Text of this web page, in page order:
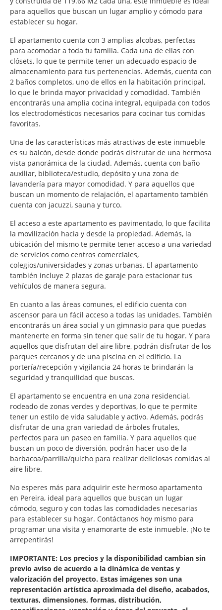
para aquellos que buscan un lugar amplio y cómodo para
establecer su hogar.
El apartamento cuenta con 3 amplias alcobas, perfectas
para acomodar a toda tu familia. Cada una de ellas con
clósets, lo que te permite tener un adecuado espacio de
almacenamiento para tus pertenencias. Además, cuenta con
2 baños completos, uno de ellos en la habitación principal,
lo que le brinda mayor privacidad y comodidad. También
encontrarás una amplia cocina integral, equipada con todos
los electrodomésticos necesarios para cocinar tus comidas
favoritas.
Una de las características más atractivas de este inmueble
es su balcón, desde donde podrás disfrutar de una hermosa
vista panorámica de la ciudad. Además, cuenta con baño
auxiliar, biblioteca/estudio, depósito y una zona de
lavandería para mayor comodidad. Y para aquellos que
buscan un momento de relajación, el apartamento también
cuenta con jacuzzi, sauna y turco.
El acceso a este apartamento es pavimentado, lo que facilita
la movilización hacia y desde la propiedad. Además, la
ubicación del mismo te permite tener acceso a una variedad
de servicios como centros comerciales,
colegios/universidades y zonas urbanas. El apartamento
también incluye 2 plazas de garaje para estacionar tus
vehículos de manera segura.
En cuanto a las áreas comunes, el edificio cuenta con
ascensor para un fácil acceso a todas las unidades. También
encontrarás un área social y un gimnasio para que puedas
mantenerte en forma sin tener que salir de tu hogar. Y para
aquellos que disfrutan del aire libre, podrán disfrutar de los
parques cercanos y de una piscina en el edificio. La
portería/recepción y vigilancia 24 horas te brindarán la
seguridad y tranquilidad que buscas.
El apartamento se encuentra en una zona residencial,
rodeado de zonas verdes y deportivas, lo que te permite
tener un estilo de vida saludable y activo. Además, podrás
disfrutar de una gran variedad de árboles frutales,
perfectos para un paseo en familia. Y para aquellos que
buscan un poco de diversión, podrán hacer uso de la
barbacoa/parrilla/quicho para realizar deliciosas comidas al
aire libre.
No esperes más para adquirir este hermoso apartamento
en Pereira, ideal para aquellos que buscan un lugar
cómodo, seguro y con todas las comodidades necesarias
para establecer su hogar. Contáctanos hoy mismo para
programar una visita y enamorarte de este inmueble. ¡No te
arrepentirás!
IMPORTANTE: Los precios y la disponibilidad cambian sin
previo aviso de acuerdo a la dinámica de ventas y
valorización del proyecto. Estas imágenes son una
representación artística aproximada del diseño, acabados,
texturas, dimensiones, formas, distribución,